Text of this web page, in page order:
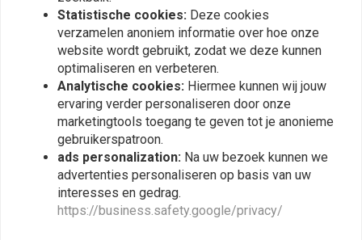
ALL BALLS
Revisieset
luchtafsluitventiel model
luchtafsluitventiel model
Statistische cookies: Deze cookies
verzamelen anoniem informatie over hoe onze
website wordt gebruikt, zodat we deze kunnen
optimaliseren en verbeteren.
Analytische cookies: Hiermee kunnen wij jouw
ervaring verder personaliseren door onze
marketingtools toegang te geven tot je anonieme
gebruikerspatroon.
ads personalization: Na uw bezoek kunnen we
advertenties personaliseren op basis van uw
interesses en gedrag.
https://business.safety.google/privacy/